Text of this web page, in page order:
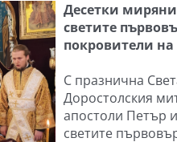
Десетки
светите
покровители
С празнична
Доростолския
апостоли Петър
светите